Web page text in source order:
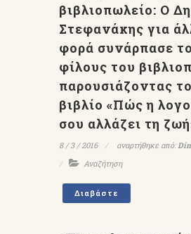
βιβλιοπωλείο: Ο
Στεφανάκης για
φορά συνάρπασε
φίλους του
παρουσιάζοντας
βιβλίο «Πώς η
σου αλλάζει τη
8 / 3 / 2016 αναρτήθηκε από:
Αναζήτηση
Διαβάστε